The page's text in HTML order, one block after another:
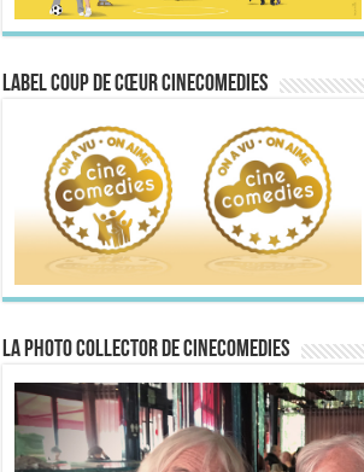
Label Coup de Cœur CineComedies
La Photo collector de CineComedies